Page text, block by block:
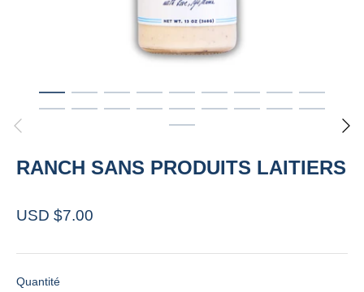
RANCH SANS PRODUITS LAITIERS
USD $7.00
Quantité